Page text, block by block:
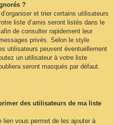
?
et trier certains utilisateurs
liste d’amis seront listés dans le
de consulter rapidement leur
privés. Selon le style
utilisateurs peuvent éventuellement
un utilisateur à votre liste
seront masqués par défaut.
des utilisateurs de ma liste
lien vous permet de les ajouter à